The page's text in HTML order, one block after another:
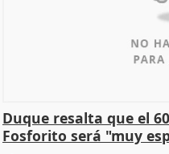
Duque resalta que el
Fosforito será "muy